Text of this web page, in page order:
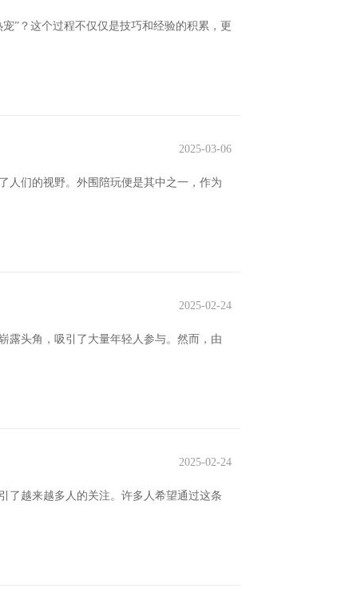
”？这个过程不仅仅是技巧和经验的积累，更
2025-03-06
人们的视野。外围陪玩便是其中之一，作为
2025-02-24
露头角，吸引了大量年轻人参与。然而，由
2025-02-24
了越来越多人的关注。许多人希望通过这条